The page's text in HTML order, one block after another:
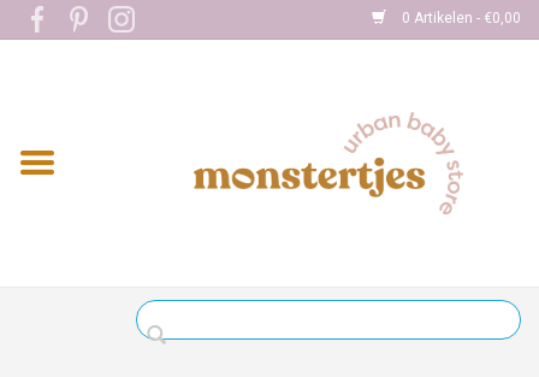
0 Artikelen - €0,00
Home
Kleding